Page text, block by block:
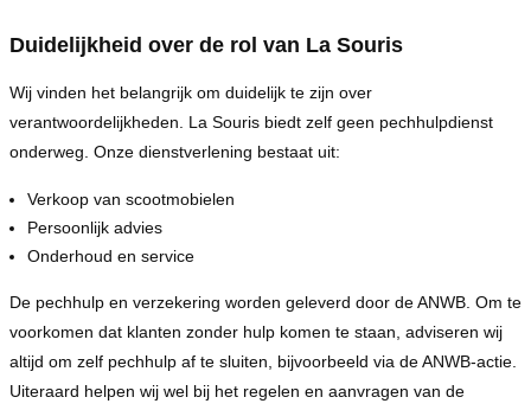
Duidelijkheid over de rol van La Souris
Wij vinden het belangrijk om duidelijk te zijn over
verantwoordelijkheden. La Souris biedt zelf geen pechhulpdienst
onderweg. Onze dienstverlening bestaat uit:
Verkoop van scootmobielen
Persoonlijk advies
Onderhoud en service
De pechhulp en verzekering worden geleverd door de ANWB. Om te
voorkomen dat klanten zonder hulp komen te staan, adviseren wij
altijd om zelf pechhulp af te sluiten, bijvoorbeeld via de ANWB-actie.
Uiteraard helpen wij wel bij het regelen en aanvragen van de